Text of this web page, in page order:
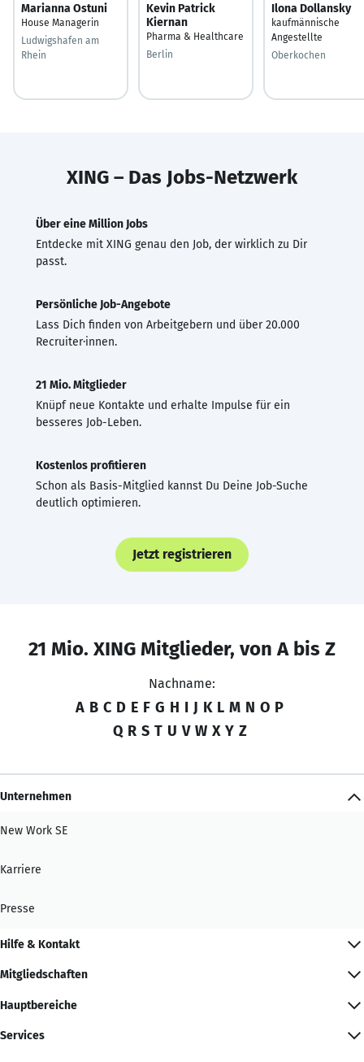
Marianna Ostuni
House Managerin
Ludwigshafen am
Rhein
Kevin Patrick
Kiernan
Pharma & Healthcare
Berlin
Ilona Dollansky
kaufmännische
Angestellte
Oberkochen
XING – Das Jobs-Netzwerk
Über eine Million Jobs
Entdecke mit XING genau den Job, der wirklich zu Dir
passt.
Persönliche Job-Angebote
Lass Dich finden von Arbeitgebern und über 20.000
Recruiter·innen.
21 Mio. Mitglieder
Knüpf neue Kontakte und erhalte Impulse für ein
besseres Job-Leben.
Kostenlos profitieren
Schon als Basis-Mitglied kannst Du Deine Job-Suche
deutlich optimieren.
Jetzt registrieren
21 Mio. XING Mitglieder, von A bis Z
Nachname:
A B C D E F G H I J K L M N O P
Q R S T U V W X Y Z
Unternehmen
New Work SE
Karriere
Presse
Hilfe & Kontakt
Mitgliedschaften
Hauptbereiche
Services